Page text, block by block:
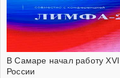
В Самаре начал работу
России